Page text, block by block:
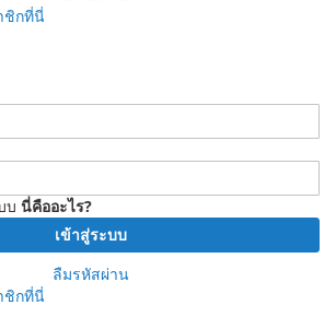
ชิกที่นี่
บ นี่คืออะไร?
เข้าสู่ระบบ
ลืมรหัสผ่าน
ชิกที่นี่